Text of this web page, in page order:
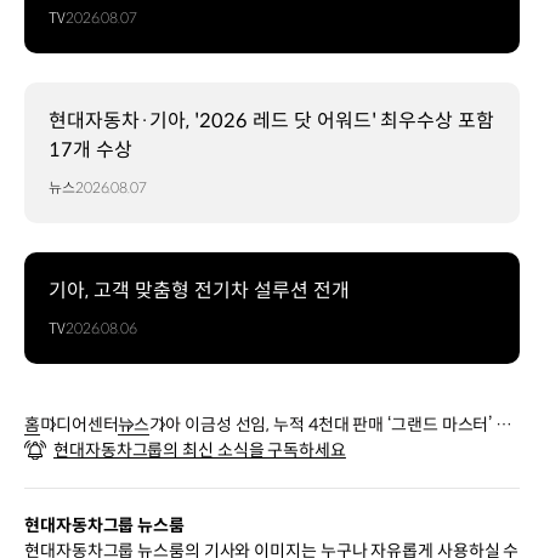
TV2026.08.07
현대자동차·기아, '2026 레드 닷 어워드' 최우수상 포함
17개 수상
뉴스2026.08.07
기아, 고객 맞춤형 전기차 설루션 전개
TV2026.08.06
홈미디어센터뉴스기아 이금성 선임, 누적 4천대 판매 ‘그랜드 마스터’ 등
극
현대자동차그룹의 최신 소식을 구독하세요
현대자동차그룹 뉴스룸
현대자동차그룹 뉴스룸의 기사와 이미지는 누구나 자유롭게 사용하실 수